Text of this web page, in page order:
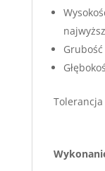
Grubość